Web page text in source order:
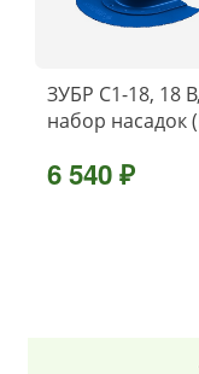
ЗУБР C1-18, 18
набор
6 540 ₽